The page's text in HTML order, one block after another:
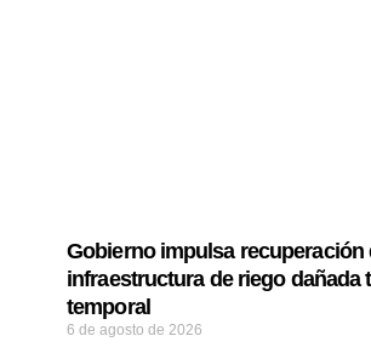
Gobierno impulsa recuperación
infraestructura de riego dañada
temporal
6 de agosto de 2026